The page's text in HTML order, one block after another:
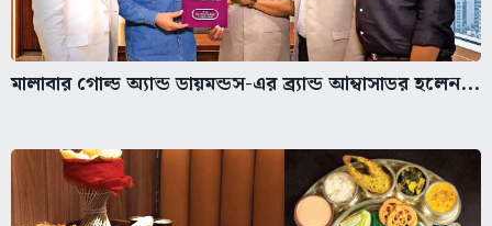
মালাবার গোল্ড অ্যান্ড ডায়মন্ডস-এর ব্র্যান্ড আম্বাসাডর হলেন...